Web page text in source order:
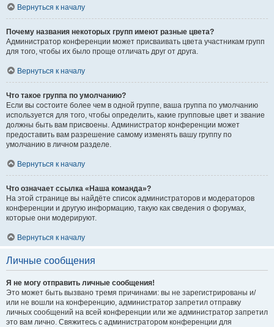
Вернуться к началу
Почему названия некоторых групп имеют разные цвета?
Администратор конференции может присваивать цвета участникам групп
для того, чтобы их было проще отличать друг от друга.
Вернуться к началу
Что такое группа по умолчанию?
Если вы состоите более чем в одной группе, ваша группа по умолчанию
используется для того, чтобы определить, какие групповые цвет и звание
должны быть вам присвоены. Администратор конференции может
предоставить вам разрешение самому изменять вашу группу по
умолчанию в личном разделе.
Вернуться к началу
Что означает ссылка «Наша команда»?
На этой странице вы найдёте список администраторов и модераторов
конференции и другую информацию, такую как сведения о форумах,
которые они модерируют.
Вернуться к началу
Личные сообщения
Я не могу отправить личные сообщения!
Это может быть вызвано тремя причинами: вы не зарегистрированы и/
или не вошли на конференцию, администратор запретил отправку
личных сообщений на всей конференции или же администратор запретил
это вам лично. Свяжитесь с администратором конференции для